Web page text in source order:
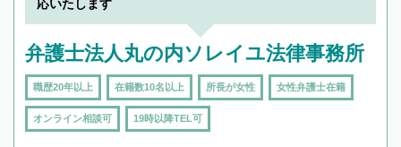
応いたします
弁護士法人丸の内ソレイユ法律事務所
職歴20年以上 在籍数10名以上 所長が女性 女性弁護士在籍
オンライン相談可 19時以降TEL可